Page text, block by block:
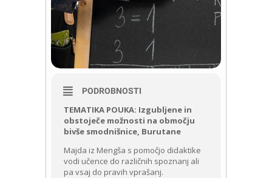
PODROBNOSTI
TEMATIKA POUKA: Izgubljene in
obstoječe možnosti na območju
bivše smodnišnice, Burutane
Majda iz Mengša s pomočjo didaktike
vodi učence do različnih spoznanj ali
pa vsaj do pravih vprašanj.